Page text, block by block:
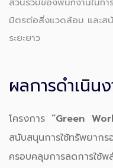
มิตรต่อสิ่งแวดล้อม และส
ระยะยาว
ผลการดำเนิน
โครงการ“Green
สนับสนุนการใช้ทรัพยาก
ครอบคลุมการลดการใช้